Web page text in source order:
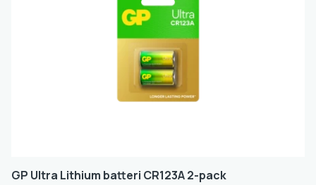
GP Ultra Lithium batteri CR123A 2-pack